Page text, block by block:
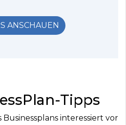
ANSCHAUEN
Tipps
Businessplans interessiert vor